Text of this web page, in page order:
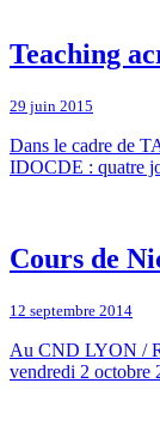
Teaching
29 juin 2015
Dans le cadre de
IDOCDE : quatre
Cours de
12 septembre 2014
Au CND LYON /
vendredi 2